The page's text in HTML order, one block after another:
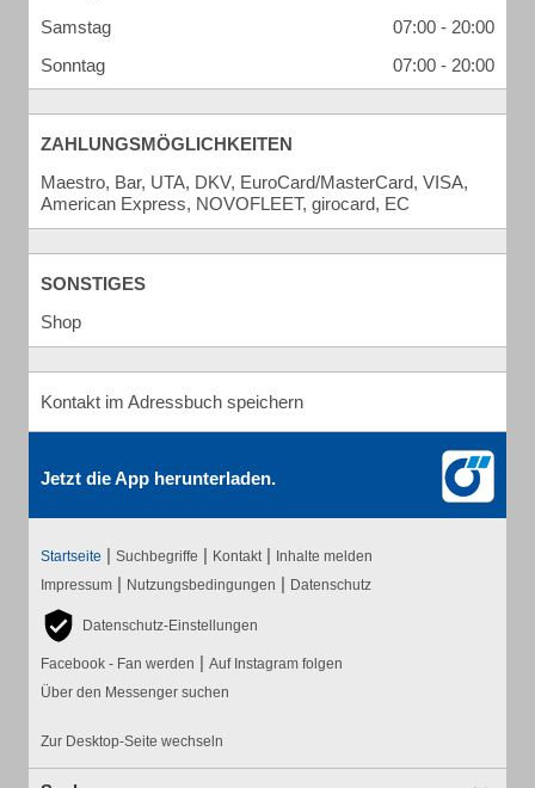
Samstag
07:00 - 20:00
Sonntag
07:00 - 20:00
ZAHLUNGSMÖGLICHKEITEN
Maestro, Bar, UTA, DKV, EuroCard/MasterCard, VISA,
American Express, NOVOFLEET, girocard, EC
SONSTIGES
Shop
Kontakt im Adressbuch speichern
Jetzt die App herunterladen.
Startseite | Suchbegriffe | Kontakt | Inhalte melden
Impressum | Nutzungsbedingungen | Datenschutz
Datenschutz-Einstellungen
Facebook - Fan werden | Auf Instagram folgen
Über den Messenger suchen
Zur Desktop-Seite wechseln